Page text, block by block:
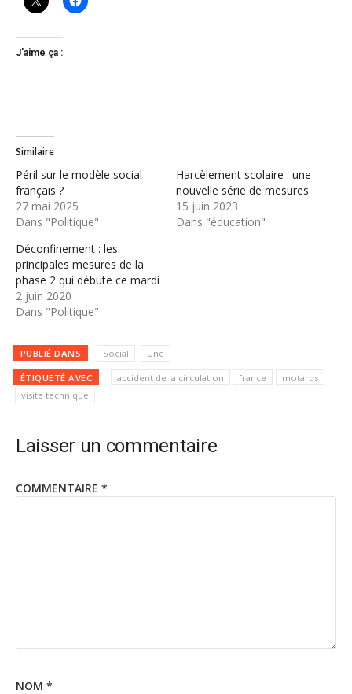
J’aime ça :
Similaire
Péril sur le modèle social
français ?
27 mai 2025
Dans "Politique"
Harcèlement scolaire : une
nouvelle série de mesures
15 juin 2023
Dans "éducation"
Déconfinement : les
principales mesures de la
phase 2 qui débute ce mardi
2 juin 2020
Dans "Politique"
PUBLIÉ DANS Social Une
ÉTIQUETÉ AVEC accident de la circulation france
motards
visite technique
Laisser un commentaire
COMMENTAIRE *
NOM *